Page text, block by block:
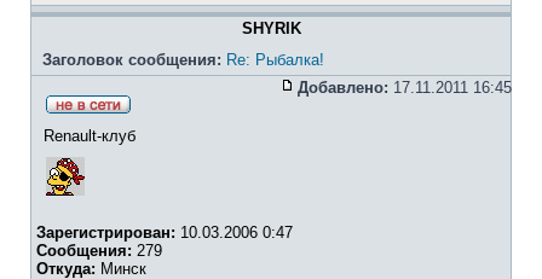
SHYRIK
Заголовок сообщения: Re: Рыбалка!
Добавлено: 17.11.2011 16:45
Renault-клуб
Зарегистрирован: 10.03.2006 0:47
Сообщения: 279
Откуда: Минск